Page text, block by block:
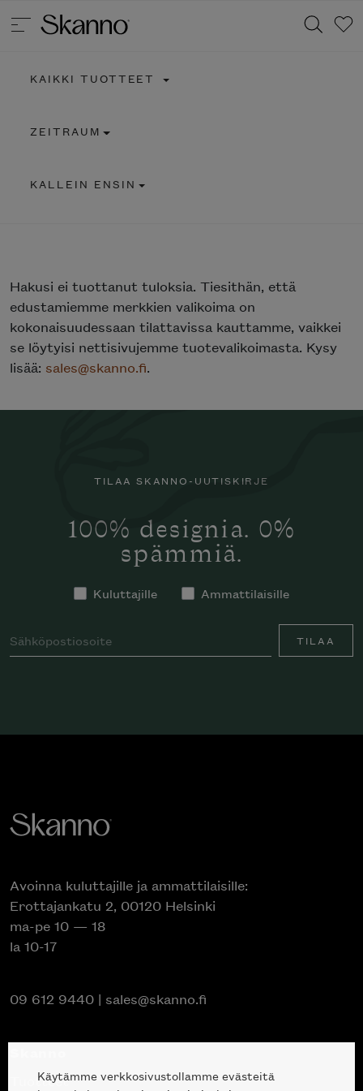
KAIKKI TUOTTEET
ZEITRAUM
KALLEIN ENSIN
Hakusi ei tuottanut tuloksia. Tiesithän, että
edustamiemme merkkien valikoima on
kokonaisuudessaan tilattavissa kauttamme, vaikkei
se löytyisi nettisivujemme tuotevalikoimasta. Kysy
lisää: sales@skanno.fi.
TILAA SKANNO-UUTISKIRJE
100% designia. 0%
spämmiä.
Kuluttajille Ammattilaisille
TILAA
Avoinna kuluttajille ja ammattilaisille:
Erottajankatu 2, 00120 Helsinki
ma-pe 10 — 18
la 10-17
09 612 9440 | sales@skanno.fi
Tuotteet
Käytämme verkkosivustollamme evästeitä